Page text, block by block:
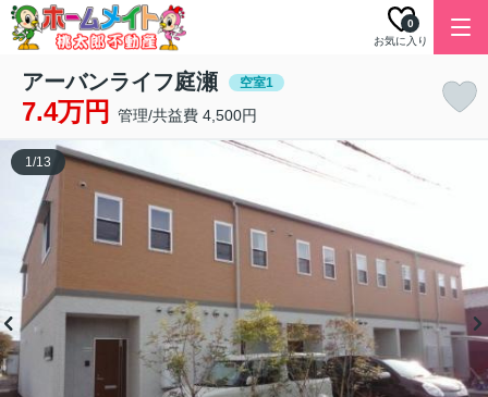
お気に入り
0
アーバンライフ庭瀬 空室1
7.4万円 管理/共益費 4,500円
1/13